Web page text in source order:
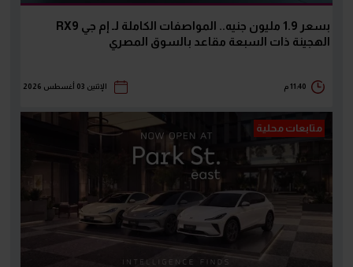
بسعر 1.9 مليون جنيه.. المواصفات الكاملة لـ إم جي RX9
الهجينة ذات السبعة مقاعد بالسوق المصري
11:40 م الإثنين 03 أغسطس 2026
متابعات محلية